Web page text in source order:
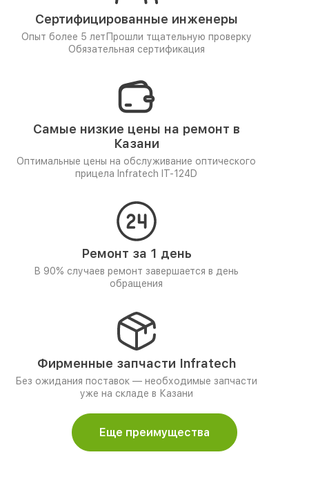
Сертифицированные инженеры
Опыт более 5 лет Прошли тщательную проверку
Обязательная сертификация
Самые низкие цены на ремонт в
Казани
Оптимальные цены на обслуживание оптического
прицела Infratech IT-124D
Ремонт за 1 день
В 90% случаев ремонт завершается в день
обращения
Фирменные запчасти Infratech
Без ожидания поставок — необходимые запчасти
уже на складе в Казани
Еще преимущества